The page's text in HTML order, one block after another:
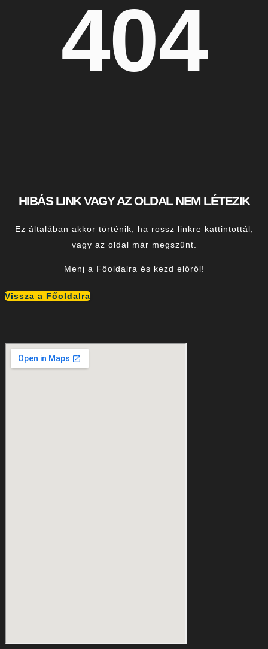
404
HIBÁS LINK VAGY AZ OLDAL NEM LÉTEZIK
Ez általában akkor történik, ha rossz linkre kattintottál,
vagy az oldal már megszűnt.
Menj a Főoldalra és kezd előről!
Vissza a Főoldalra